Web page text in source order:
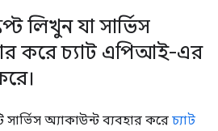
লিখুন যা সার্ভিস
করে চ্যাট এপিআই-এর
অ্যাকাউন্ট ব্যবহার করে চ্যাট